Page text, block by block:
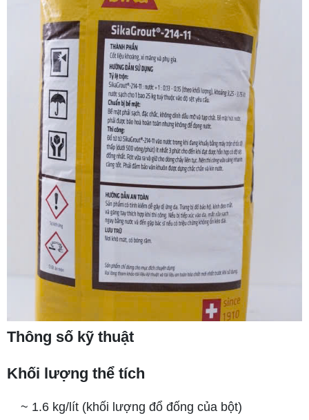
Thông số kỹ thuật
Khối lượng thể tích
~ 1.6 kg/lít (khối lượng đổ đống của bột)